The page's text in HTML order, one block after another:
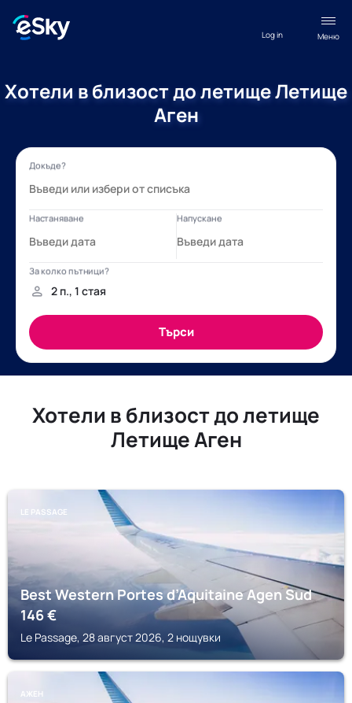
Меню
Log in
Хотели в близост до летище Летище
Аген
Хотели в близост до летище
Летище Аген
LE PASSAGE
Best Western Portes d’Aquitaine Agen Sud
146€
Le Passage, 28 август 2026, 2 нощувки
АЖЕН